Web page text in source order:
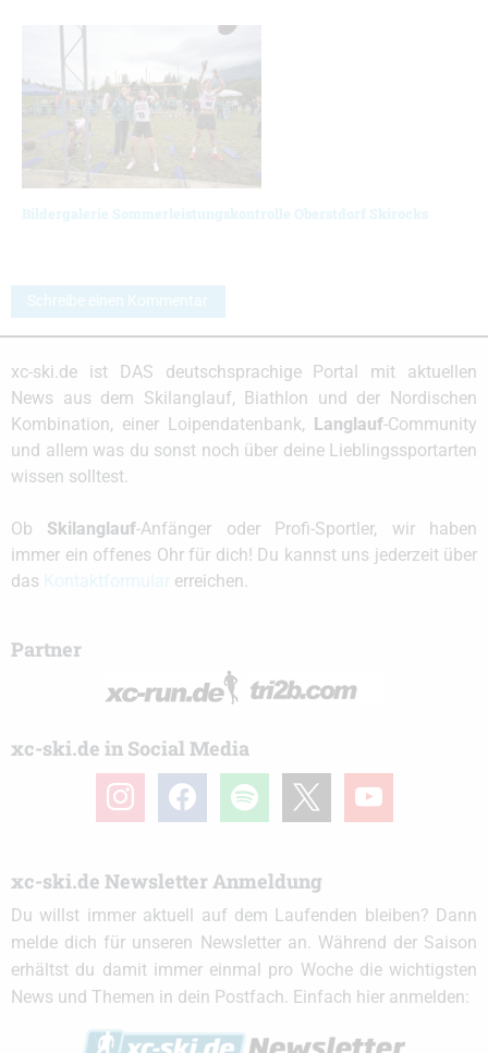
Bildergalerie Sommerleistungskontrolle Oberstdorf Skirocks
Schreibe einen Kommentar
xc-ski.de ist DAS deutschsprachige Portal mit aktuellen
News aus dem Skilanglauf, Biathlon und der Nordischen
Kombination, einer Loipendatenbank, Langlauf-Community
und allem was du sonst noch über deine Lieblingssportarten
wissen solltest.
Ob Skilanglauf-Anfänger oder Profi-Sportler, wir haben
immer ein offenes Ohr für dich! Du kannst uns jederzeit über
das
erreichen.
Partner
xc-ski.de in Social Media
instagramfacebook spotify youtube
xc-ski.de Newsletter Anmeldung
Du willst immer aktuell auf dem Laufenden bleiben? Dann
melde dich für unseren Newsletter an. Während der Saison
erhältst du damit immer einmal pro Woche die wichtigsten
News und Themen in dein Postfach. Einfach hier anmelden: